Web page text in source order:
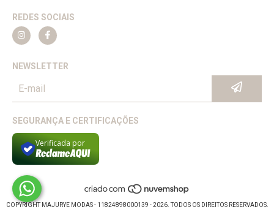
REDES SOCIAIS
NEWSLETTER
SEGURANÇA E CERTIFICAÇÕES
Verificada por
COPYRIGHT MAJURYE MODAS - 11824898000139 - 2026. TODOS OS DIREITOS RESERVADOS.